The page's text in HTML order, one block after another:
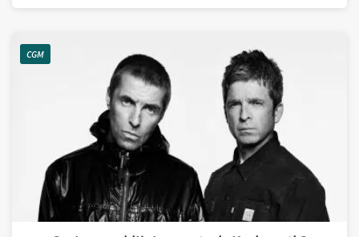
CGM